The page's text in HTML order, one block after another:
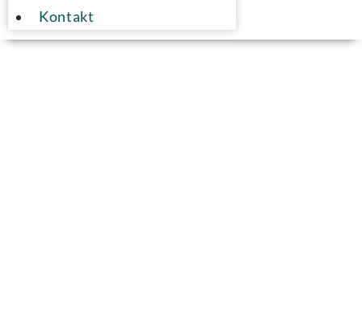
Kontakt